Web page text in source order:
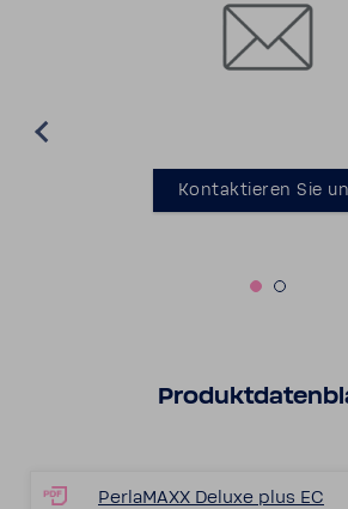
Kontak­tieren Sie
Perla­MAXX Deluxe plus EC